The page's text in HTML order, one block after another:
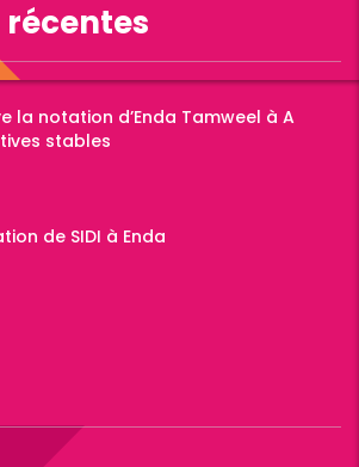
récentes
la notation d’Enda Tamweel à A
stables
de SIDI à Enda